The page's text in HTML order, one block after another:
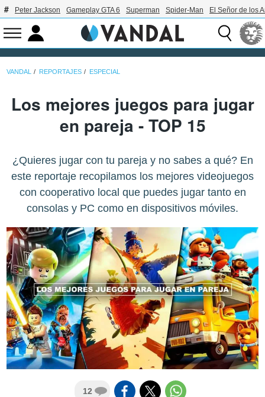
Peter Jackson Gameplay GTA 6 Superman Spider-Man El Señor de los
VANDAL REPORTAJES ESPECIAL
Los mejores juegos para jugar
en pareja - TOP 15
¿Quieres jugar con tu pareja y no sabes a qué? En
este reportaje recopilamos los mejores videojuegos
con cooperativo local que puedes jugar tanto en
consolas y PC como en dispositivos móviles.
12